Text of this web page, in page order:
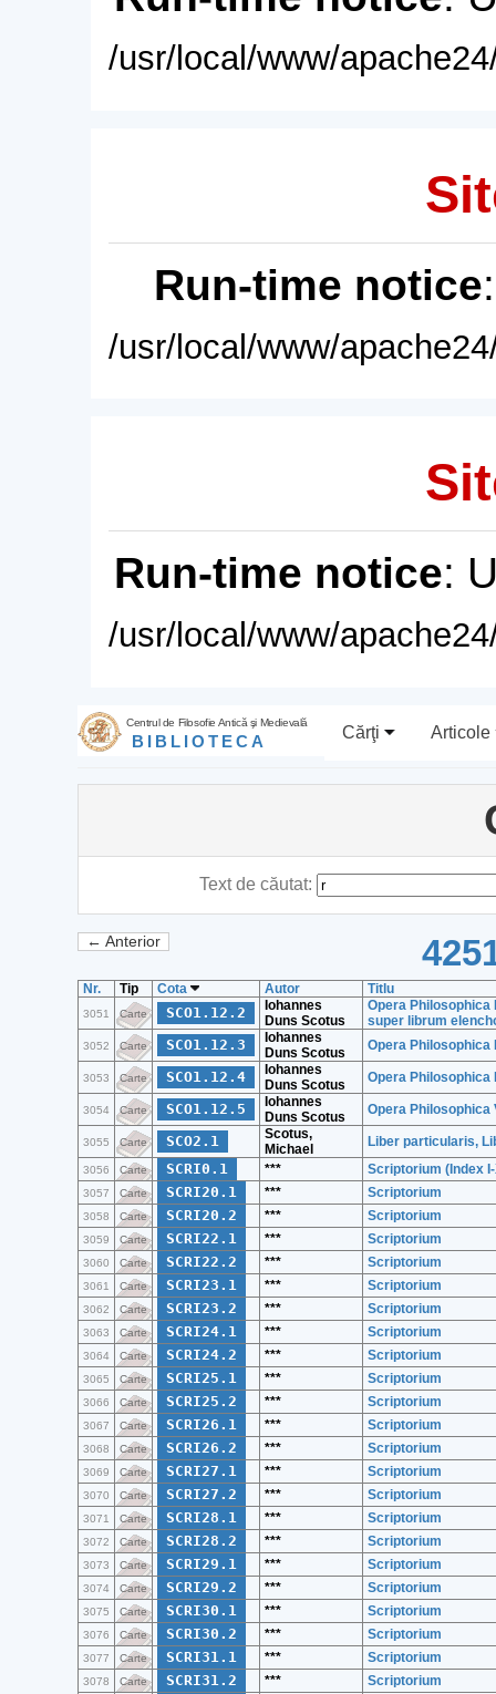
/usr/local/www/
Run-time notice
/usr/local/www/
Run-time notice:
/usr/local/www/
Centrul de Filosofie Antică şi Medievală
BIBLIOTECA Cărţi Articole
Text de căutat:
← Anterior
Nr. Tip Cota Autor Titlu
3051 Carte SCO1.12.2
Iohannes
Duns Scotus
Opera
super librum
3052 Carte SCO1.12.3
Iohannes
Duns Scotus
Opera
3053 Carte SCO1.12.4
Iohannes
Duns Scotus
Opera
3054 Carte SCO1.12.5
Iohannes
Duns Scotus
Opera Philosophica
3055 Carte SCO2.1
Scotus,
Michael
Liber particularis,
3056 Carte SCRI0.1 *** Scriptorium (Index
3057 Carte SCRI20.1 *** Scriptorium
3058 Carte SCRI20.2 *** Scriptorium
3059 Carte SCRI22.1 *** Scriptorium
3060 Carte SCRI22.2 *** Scriptorium
3061 Carte SCRI23.1 *** Scriptorium
3062 Carte SCRI23.2 *** Scriptorium
3063 Carte SCRI24.1 *** Scriptorium
3064 Carte SCRI24.2 *** Scriptorium
3065 Carte SCRI25.1 *** Scriptorium
3066 Carte SCRI25.2 *** Scriptorium
3067 Carte SCRI26.1 *** Scriptorium
3068 Carte SCRI26.2 *** Scriptorium
3069 Carte SCRI27.1 *** Scriptorium
3070 Carte SCRI27.2 *** Scriptorium
3071 Carte SCRI28.1 *** Scriptorium
3072 Carte SCRI28.2 *** Scriptorium
3073 Carte SCRI29.1 *** Scriptorium
3074 Carte SCRI29.2 *** Scriptorium
3075 Carte SCRI30.1 *** Scriptorium
3076 Carte SCRI30.2 *** Scriptorium
3077 Carte SCRI31.1 *** Scriptorium
3078 Carte SCRI31.2 *** Scriptorium